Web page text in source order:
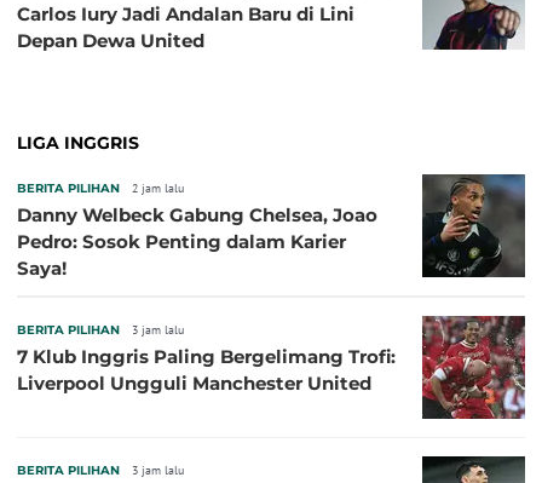
Carlos Iury Jadi Andalan Baru di Lini
Depan Dewa United
LIGA INGGRIS
BERITA PILIHAN 2 jam lalu
Danny Welbeck Gabung Chelsea, Joao
Pedro: Sosok Penting dalam Karier
Saya!
BERITA PILIHAN 3 jam lalu
7 Klub Inggris Paling Bergelimang Trofi:
Liverpool Ungguli Manchester United
BERITA PILIHAN 3 jam lalu